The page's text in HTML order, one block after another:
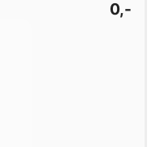
0,-